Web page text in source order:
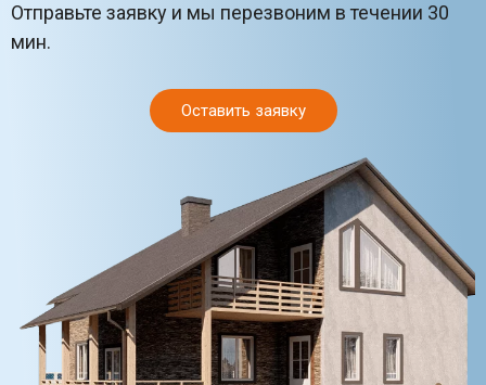
Отправьте заявку и мы перезвоним в течении 30
мин.
Оставить заявку